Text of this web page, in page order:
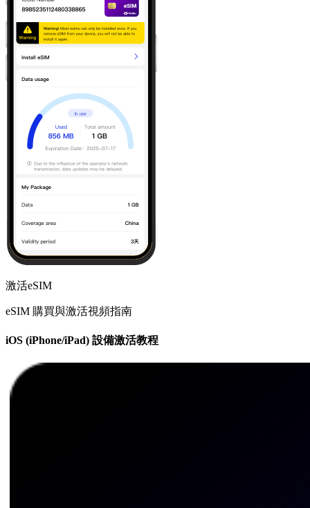
激活eSIM
eSIM 購買與激活視頻指南
iOS (iPhone/iPad) 設備激活教程